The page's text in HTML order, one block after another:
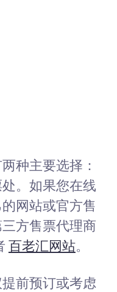
种主要选择：
。如果您在线
网站或官方售
方售票代理商
百老汇网站。
前预订或考虑